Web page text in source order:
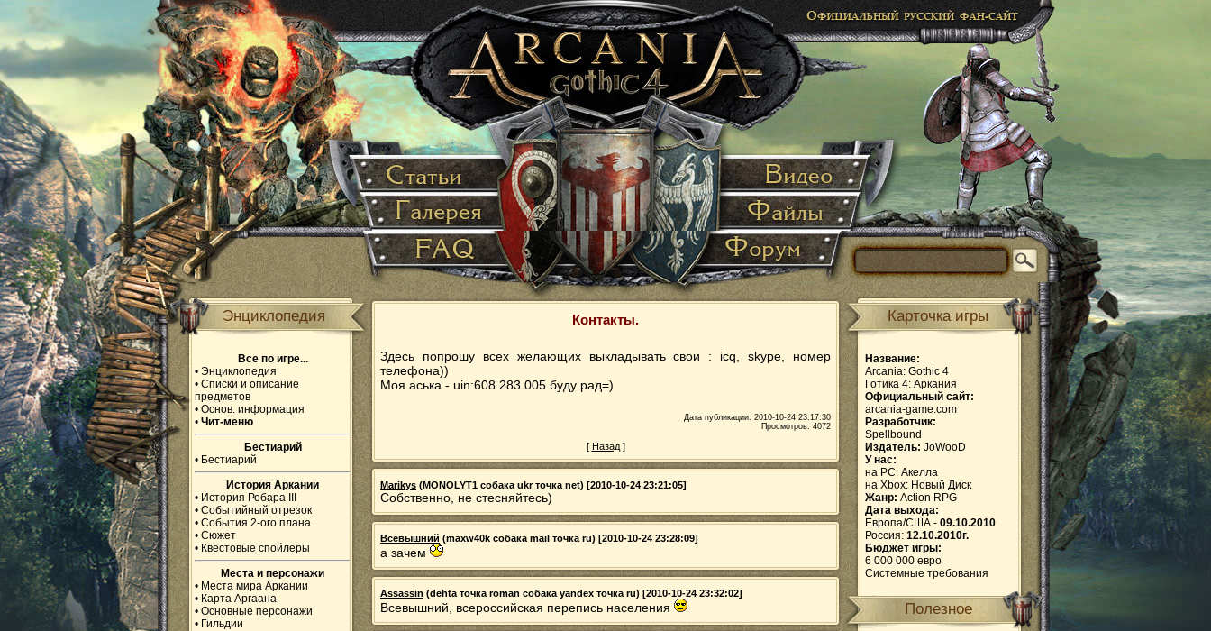
Энциклопедия
Все по игре...
• Энциклопедия
• Списки и описание
предметов
• Основ. информация
• Чит-меню
Бестиарий
• Бестиарий
История Аркании
• История Робара III
• Событийный отрезок
• События 2-ого плана
• Сюжет
• Квестовые спойлеры
Места и персонажи
• Места мира Аркании
• Карта Аргаана
• Основные персонажи
• Гильдии
Контакты.
Здесь попрошу всех желающих выкладывать свои : icq, skype, номер
телефона))
Моя аська - uin:608 283 005 буду рад=)
Дата публикации: 2010-10-24 23:17:30
Просмотров: 4072
[ Назад]
Marikys (MONOLYT1 собака ukr точка net) [2010-10-24 23:21:05]
Собственно, не стесняйтесь)
Всевышний (maxw40k собака mail точка ru) [2010-10-24 23:28:09]
а зачем
Assassin (dehta точка roman собака yandex точка ru) [2010-10-24 23:32:02]
Всевышний, всероссийская перепись населения
Карточка игры
Название:
Arcania: Gothic 4
Готика 4: Аркания
Официальный сайт:
arcania-game.com
Разработчик:
Spellbound
Издатель: JoWooD
У нас:
на PC: Акелла
на Xbox: Новый Диск
Жанр: Action RPG
Дата выхода:
Европа/США - 09.10.2010
Россия: 12.10.2010г.
Бюджет игры:
6 000 000 евро
Системные требования
Полезное